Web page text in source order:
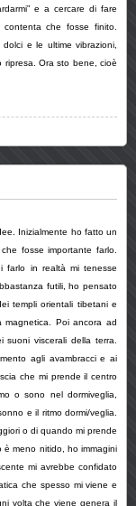
e a cercare di fare
che fosse finito.
dolci e le ultime vibrazioni,
ripresa. Ora sto bene, cioè
Inizialmente ho fatto un
fosse importante farlo.
farlo in realtà mi tenesse
futili, ho pensato
templi orientali tibetani e
magnetica. Poi ancora ad
viscerali della terra.
agli avambracci e ai
che mi prende il centro
o sono nel dormiveglia,
e il ritmo dormi/veglia.
o di quando mi prende
è meno nitido, ho immagini
mi avrebbe confidato
che spesso mi viene e
volta che viene genera il